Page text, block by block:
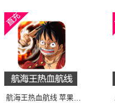
航海王热血航线 苹果安